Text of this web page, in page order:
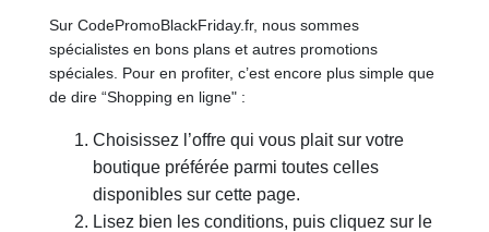
Sur CodePromoBlackFriday.fr, nous sommes
spécialistes en bons plans et autres promotions
spéciales. Pour en profiter, c’est encore plus simple que
de dire “Shopping en ligne" :
Choisissez l’offre qui vous plait sur votre
boutique préférée parmi toutes celles
disponibles sur cette page.
Lisez bien les conditions, puis cliquez sur le